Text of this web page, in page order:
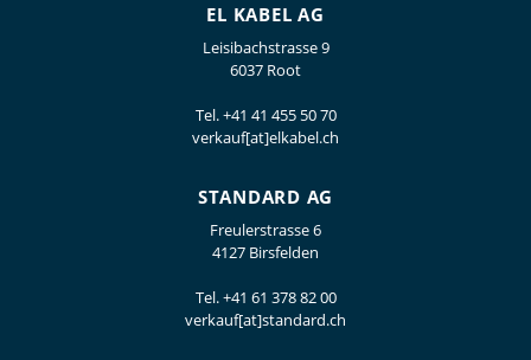
EL KABEL AG
Leisibachstrasse 9
6037 Root
Tel.+41 41 455 50 70
verkauf[at]elkabel.ch
STANDARD AG
Freulerstrasse 6
4127 Birsfelden
Tel.+41 61 378 82 00
verkauf[at]standard.ch